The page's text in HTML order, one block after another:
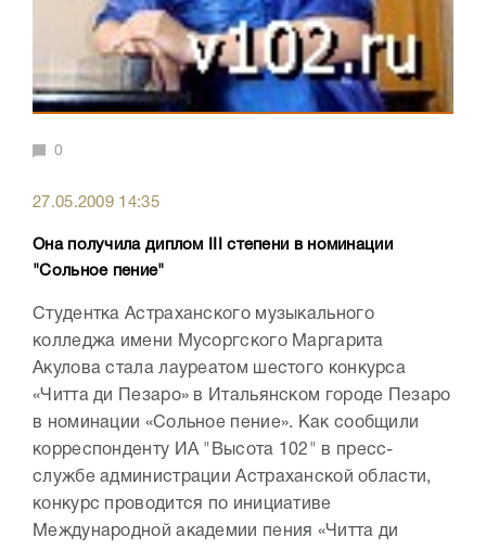
0
27.05.2009 14:35
Она получила диплом III степени в номинации
"Сольное пение"
Cтудентка Астраханского музыкального
колледжа имени Мусоргского Маргарита
Акулова стала лауреатом шестого конкурса
«Читта ди Пезаро» в Итальянском городе Пезаро
в номинации «Сольное пение». Как сообщили
корреспонденту ИА "Высота 102" в пресс-
службе администрации Астраханской области,
конкурс проводится по инициативе
Международной академии пения «Читта ди